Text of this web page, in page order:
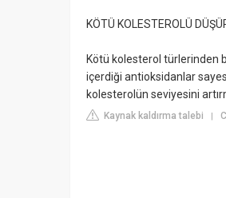
KÖTÜ KOLESTEROLÜ
Kötü kolesterol türlerinden
içerdiği antioksidanlar
kolesterolün seviyesini
Kaynak kaldırma talebi